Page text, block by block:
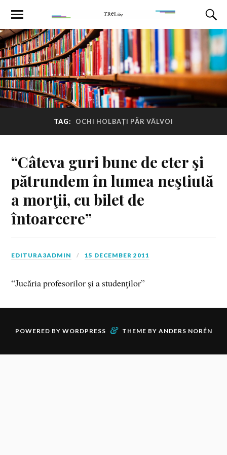
TAG: OCHI HOLBAȚI PĂR VÂLVOI
“Câteva guri bune de eter şi
pătrundem în lumea neştiută
a morţii, cu bilet de
întoarcere”
EDITURA3ADMIN 15 DECEMBER 2011
“Jucăria profesorilor şi a studenţilor”
POWERED BY WORDPRESS & THEME BY ANDERS NORÉN